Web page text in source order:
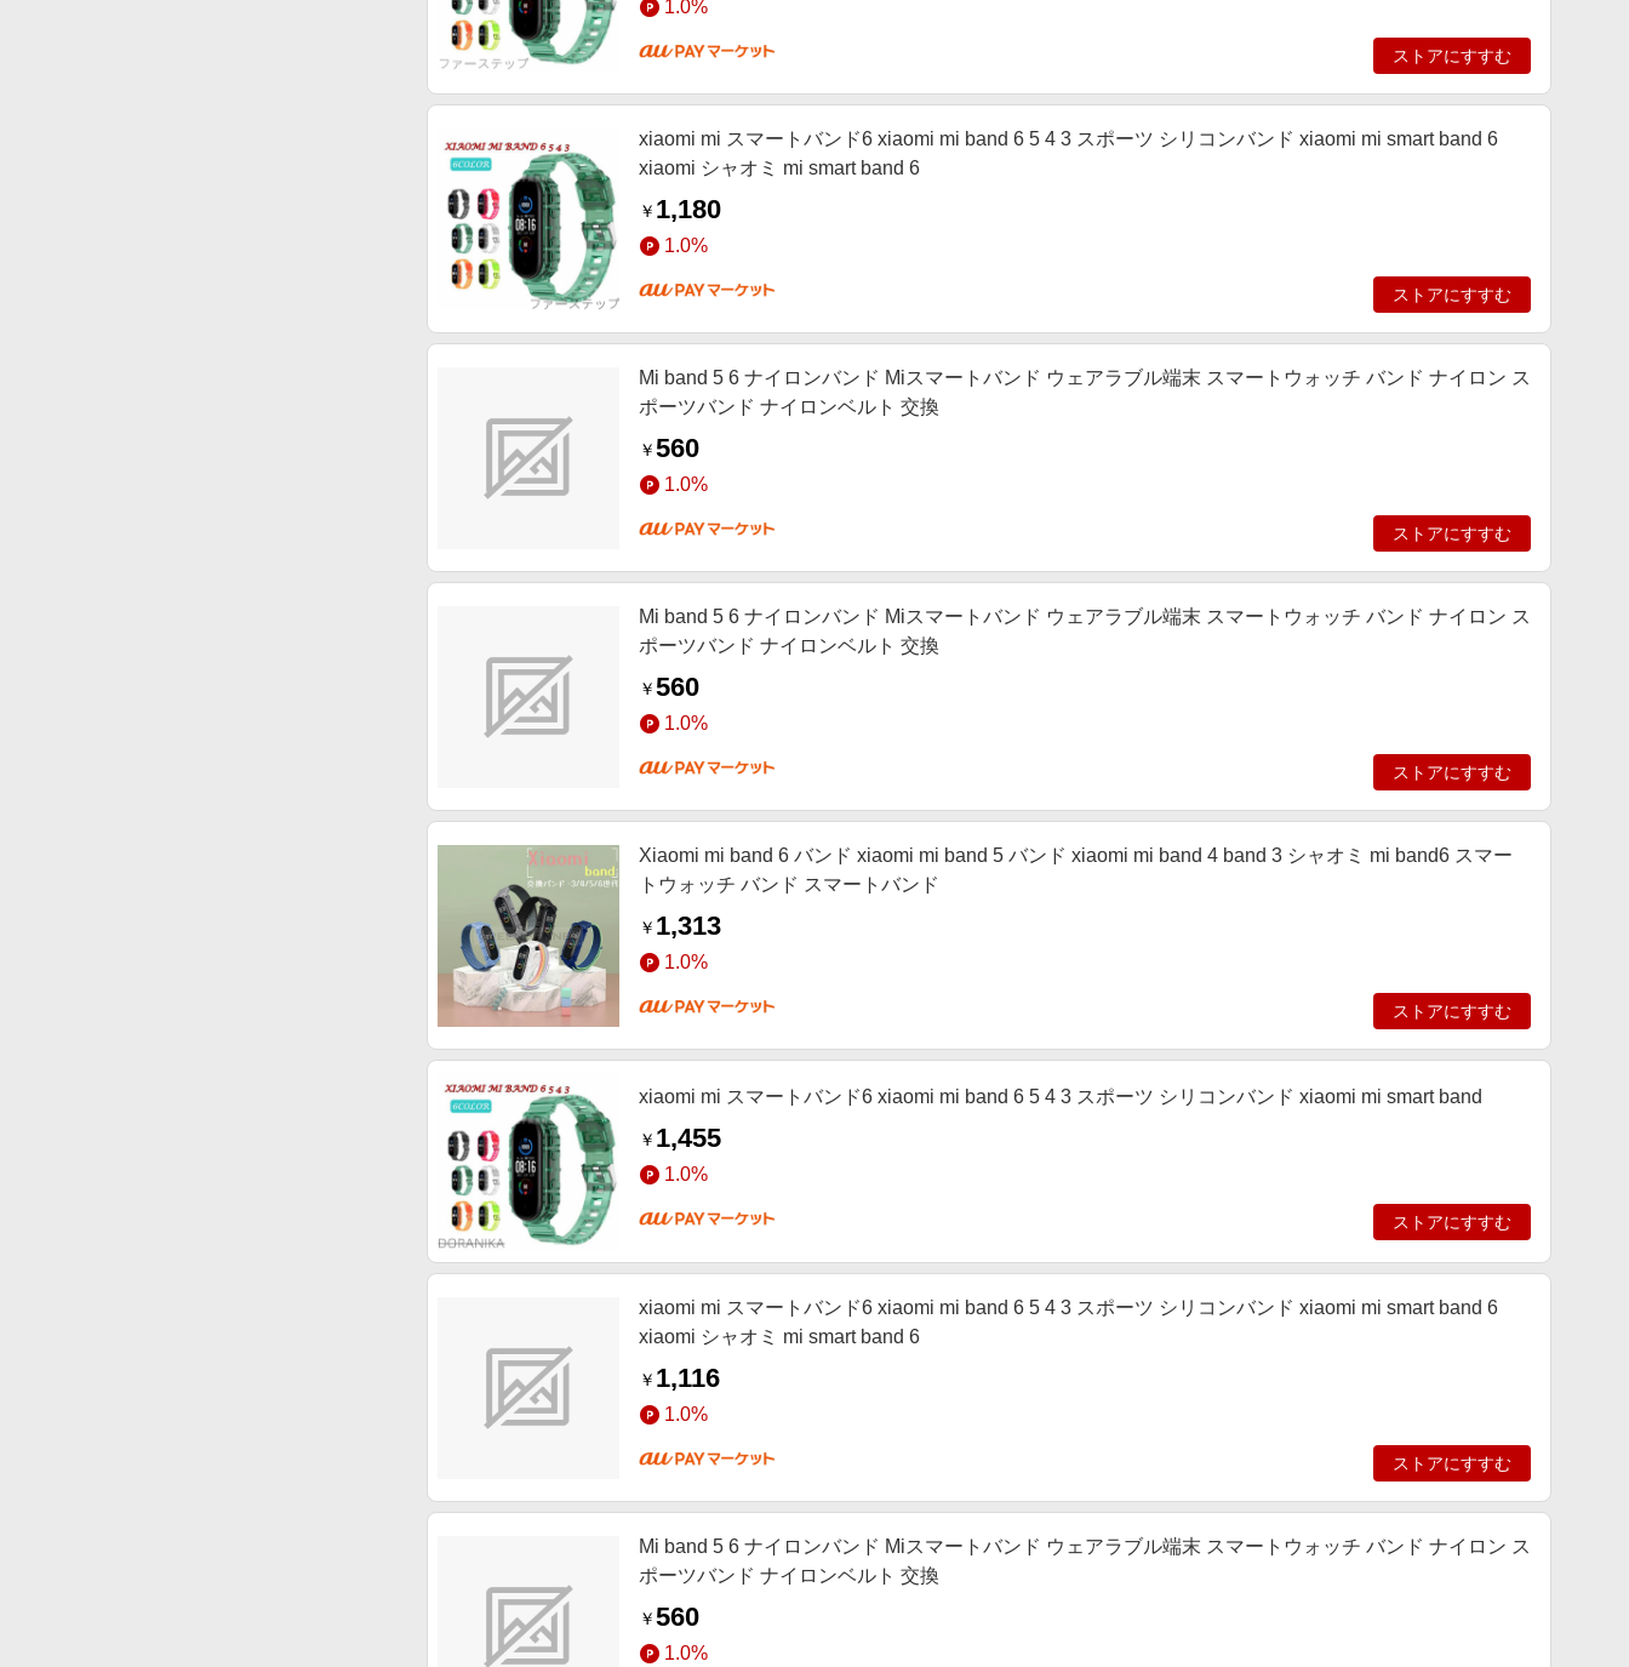
1.0%
ストアにすすむ
xiaomi mi スマートバンド6 xiaomi mi band 6 5 4 3 スポーツ シリコンバンド xiaomi mi smart band 6
xiaomi シャオミ mi smart band 6
￥ 1,180
1.0%
ストアにすすむ
Mi band 5 6 ナイロンバンド Miスマートバンド ウェアラブル端末 スマートウォッチ バンド ナイロン ス
ポーツバンド ナイロンベルト 交換
￥560
1.0%
ストアにすすむ
Mi band 5 6 ナイロンバンド Miスマートバンド ウェアラブル端末 スマートウォッチ バンド ナイロン ス
ポーツバンド ナイロンベルト 交換
￥560
1.0%
ストアにすすむ
Xiaomi mi band 6 バンド xiaomi mi band 5 バンド xiaomi mi band 4 band 3 シャオミ mi band6 スマー
トウォッチ バンド スマートバンド
￥ 1,313
1.0%
ストアにすすむ
xiaomi mi スマートバンド6 xiaomi mi band 6 5 4 3 スポーツ シリコンバンド xiaomi mi smart band
￥ 1,455
1.0%
ストアにすすむ
xiaomi mi スマートバンド6 xiaomi mi band 6 5 4 3 スポーツ シリコンバンド xiaomi mi smart band 6
xiaomi シャオミ mi smart band 6
￥ 1,116
1.0%
ストアにすすむ
Mi band 5 6 ナイロンバンド Miスマートバンド ウェアラブル端末 スマートウォッチ バンド ナイロン ス
ポーツバンド ナイロンベルト 交換
￥560
1.0%